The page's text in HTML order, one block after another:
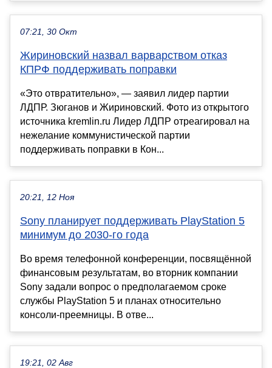
07:21, 30 Окт
Жириновский назвал варварством отказ
КПРФ поддерживать поправки
«Это отвратительно», — заявил лидер партии
ЛДПР. Зюганов и Жириновский. Фото из открытого
источника kremlin.ru Лидер ЛДПР отреагировал на
нежелание коммунистической партии
поддерживать поправки в Кон...
20:21, 12 Ноя
Sony планирует поддерживать PlayStation 5
минимум до 2030-го года
Во время телефонной конференции, посвящённой
финансовым результатам, во вторник компании
Sony задали вопрос о предполагаемом сроке
службы PlayStation 5 и планах относительно
консоли-преемницы. В отве...
19:21, 02 Авг